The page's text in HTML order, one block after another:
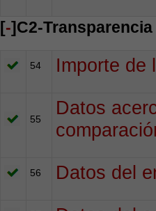
[-]C2-
54 Importe de
55
Datos
56 Datos del